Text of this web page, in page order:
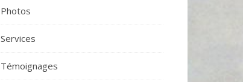
Photos
Services
Témoignages